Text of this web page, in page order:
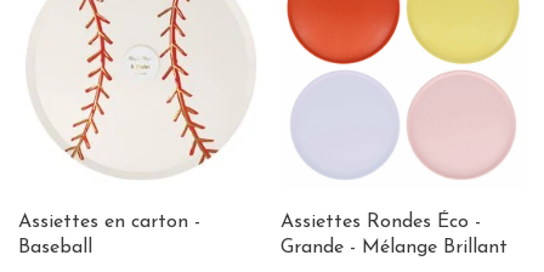
Assiettes en carton -
Baseball
Assiettes Rondes Éco -
Grande - Mélange Brillant